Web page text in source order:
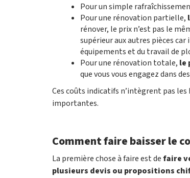
Pour un simple
Pour une rénovation partielle,
rénover, le prix n’est pas le
supérieur aux autres pièces
équipements et du travail de
Pour une rénovation totale, le
que vous vous engagez dans
Ces coûts indicatifs n’intègrent pas
importantes.
Comment faire baisser le
La première chose à faire est defaire
plusieurs devis ou propositions